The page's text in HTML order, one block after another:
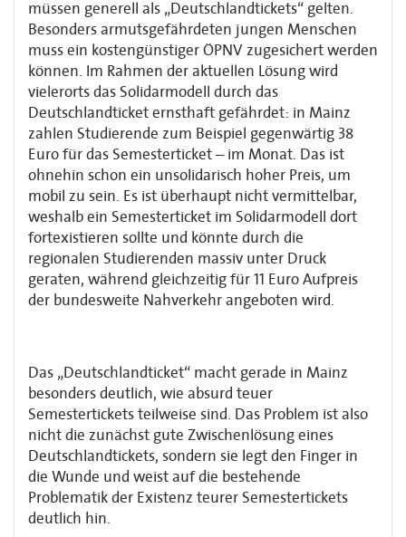
müssen generell als „Deutschlandtickets“ gelten.
Besonders armutsgefährdeten jungen Menschen
muss ein kostengünstiger ÖPNV zugesichert werden
können. Im Rahmen der aktuellen Lösung wird
vielerorts das Solidarmodell durch das
Deutschlandticket ernsthaft gefährdet: in Mainz
zahlen Studierende zum Beispiel gegenwärtig 38
Euro für das Semesterticket – im Monat. Das ist
ohnehin schon ein unsolidarisch hoher Preis, um
mobil zu sein. Es ist überhaupt nicht vermittelbar,
weshalb ein Semesterticket im Solidarmodell dort
fortexistieren sollte und könnte durch die
regionalen Studierenden massiv unter Druck
geraten, während gleichzeitig für 11 Euro Aufpreis
der bundesweite Nahverkehr angeboten wird.
Das „Deutschlandticket“ macht gerade in Mainz
besonders deutlich, wie absurd teuer
Semestertickets teilweise sind. Das Problem ist also
nicht die zunächst gute Zwischenlösung eines
Deutschlandtickets, sondern sie legt den Finger in
die Wunde und weist auf die bestehende
Problematik der Existenz teurer Semestertickets
deutlich hin.